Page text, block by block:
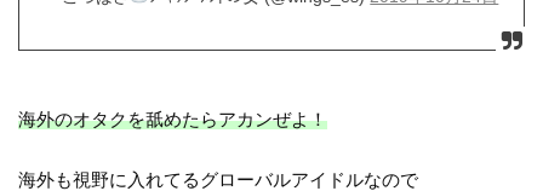
海外のオタクを舐めたらアカンぜよ！
海外も視野に入れてるグローバルアイドルなので